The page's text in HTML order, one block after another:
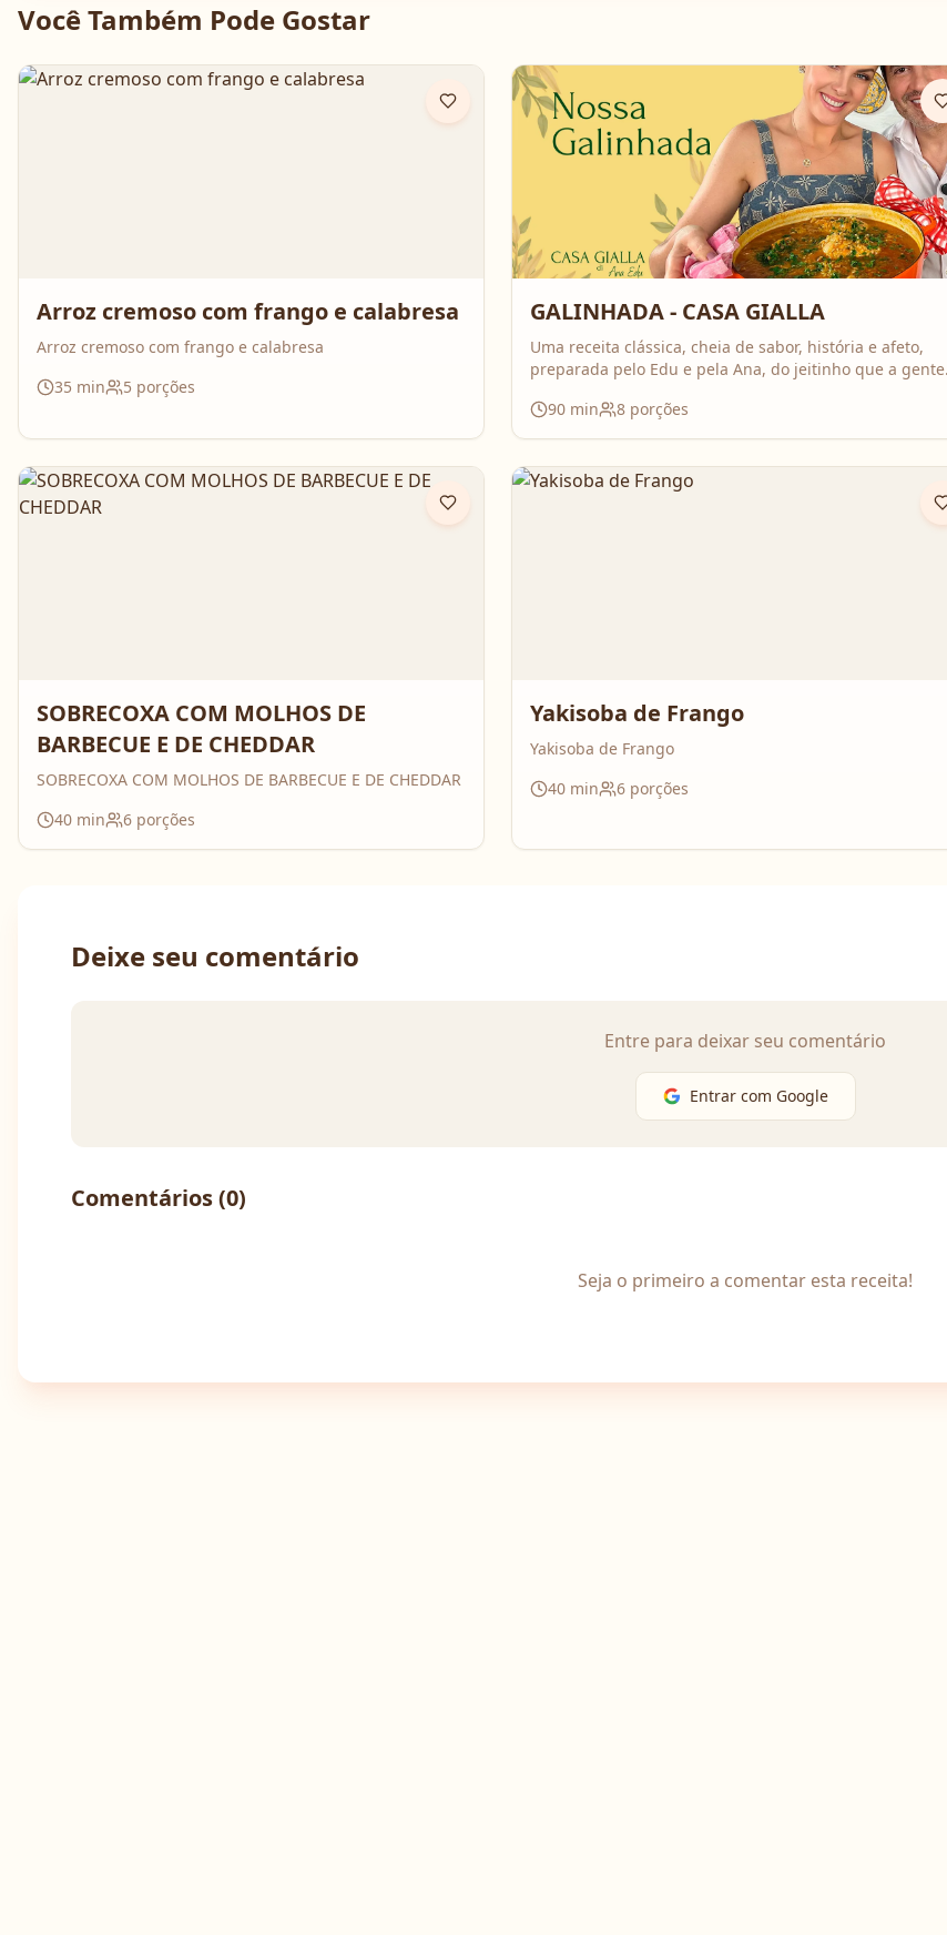
Você Também Pode Gostar
Arroz cremoso com frango e calabresa
Arroz cremoso com frango e calabresa
35 min 5 porções
GALINHADA - CASA GIALLA
Uma receita clássica, cheia de sabor, história e afeto,
preparada pelo Edu e pela Ana, do jeitinho que a gente
Nesse vídeo, compartilham o passo a passo completo da
galinhada, com dicas importantes para deixar o frango
perfuma a casa inteira. É daquelas receitas que reúnem
90 min 8 porções
SOBRECOXA COM MOLHOS DE
BARBECUE E DE CHEDDAR
SOBRECOXA COM MOLHOS DE BARBECUE E DE CHEDDAR
40 min 6 porções
Yakisoba de Frango
Yakisoba de Frango
40 min 6 porções
Deixe seu comentário
Entre para deixar seu comentário
Entrar com Google
Comentários (0)
Seja o primeiro a comentar esta receita!